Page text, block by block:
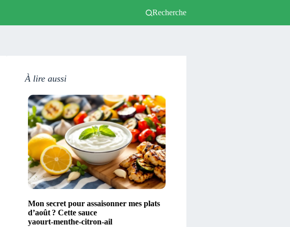
Recherche
À lire aussi
Mon secret pour assaisonner mes plats
d’août ? Cette sauce
yaourt‑menthe‑citron‑ail